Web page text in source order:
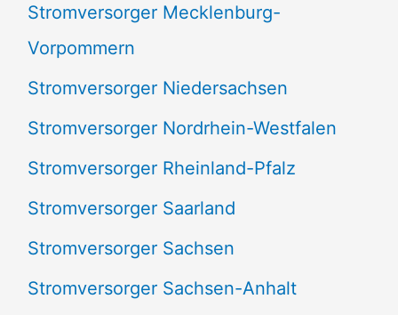
Stromversorger Mecklenburg-
Vorpommern
Stromversorger Niedersachsen
Stromversorger Nordrhein-Westfalen
Stromversorger Rheinland-Pfalz
Stromversorger Saarland
Stromversorger Sachsen
Stromversorger Sachsen-Anhalt